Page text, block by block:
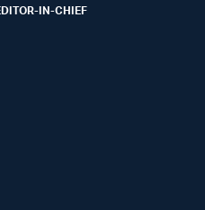
IN-CHIEF